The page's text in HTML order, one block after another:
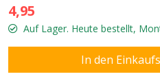
4,95
Auf Lager. Heute bestellt,